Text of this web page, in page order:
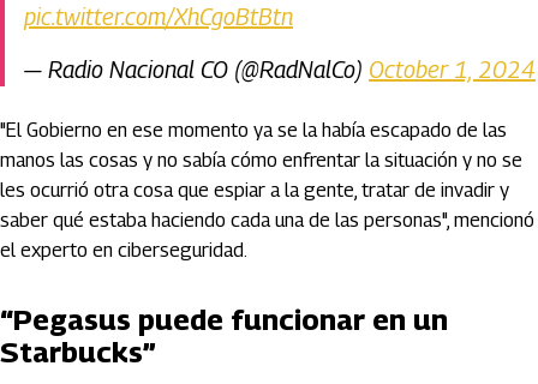
pic.twitter.com/XhCgoBtBtn
— Radio Nacional CO (@RadNalCo) October 1, 2024
"El Gobierno en ese momento ya se la había escapado de las
manos las cosas y no sabía cómo enfrentar la situación y no se
les ocurrió otra cosa que espiar a la gente, tratar de invadir y
saber qué estaba haciendo cada una de las personas", mencionó
el experto en ciberseguridad.
“Pegasus puede funcionar en un
Starbucks”